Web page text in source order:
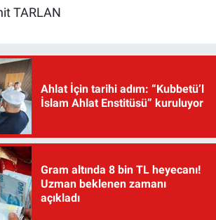
TARLAN
Ahlat İçin tarihi adım: “Kubbetü’l
İslam Ahlat Enstitüsü” kuruluyor
Gram altında 8 bin TL heyecanı!
Uzman beklenen zamanı
açıkladı